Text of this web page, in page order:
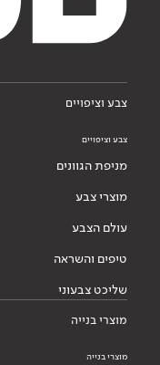
צבע וציפויים
צבע וציפויים
מניפת הגוונים
מוצרי צבע
עולם הצבע
טיפים והשראה
שליכט צבעוני
מוצרי בנייה
מוצרי בנייה